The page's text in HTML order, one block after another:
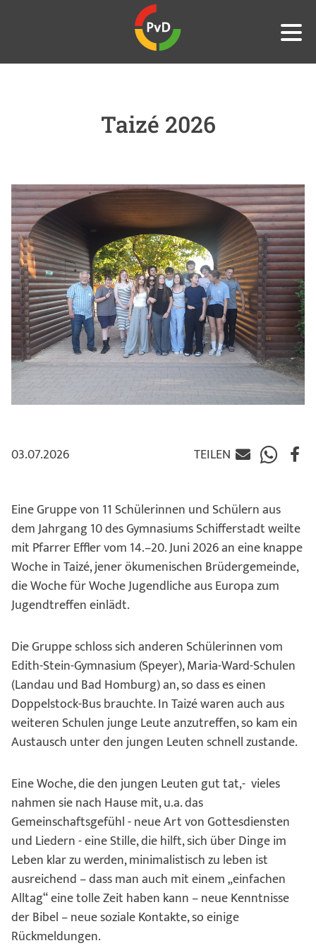
Taizé 2026
03.07.2026 TEILEN
Eine Gruppe von 11 Schülerinnen und Schülern aus
dem Jahrgang 10 des Gymnasiums Schifferstadt weilte
mit Pfarrer Effler vom 14.–20. Juni 2026 an eine knappe
Woche in Taizé, jener ökumenischen Brüdergemeinde,
die Woche für Woche Jugendliche aus Europa zum
Jugendtreffen einlädt.
Die Gruppe schloss sich anderen Schülerinnen vom
Edith-Stein-Gymnasium (Speyer), Maria-Ward-Schulen
(Landau und Bad Homburg) an, so dass es einen
Doppelstock-Bus brauchte. In Taizé waren auch aus
weiteren Schulen junge Leute anzutreffen, so kam ein
Austausch unter den jungen Leuten schnell zustande.
Eine Woche, die den jungen Leuten gut tat,- vieles
nahmen sie nach Hause mit, u.a. das
Gemeinschaftsgefühl - neue Art von Gottesdiensten
und Liedern - eine Stille, die hilft, sich über Dinge im
Leben klar zu werden, minimalistisch zu leben ist
ausreichend – dass man auch mit einem „einfachen
Alltag“ eine tolle Zeit haben kann – neue Kenntnisse
der Bibel – neue soziale Kontakte, so einige
Rückmeldungen.